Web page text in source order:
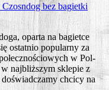
Czosndog bez bagietki
opar­ta na bagiet­ce
ostat­nio popu­lar­ny za
w Pol­
naj­bliż­szym skle­pie z
chci­cy na